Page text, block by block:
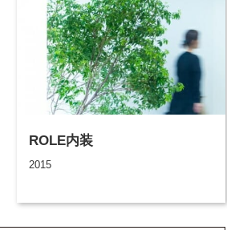
ROLE内装
2015